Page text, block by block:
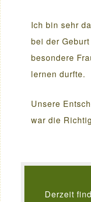
Ich bin sehr
bei der
besondere
lernen durfte.
Unsere
war die
Derzeit